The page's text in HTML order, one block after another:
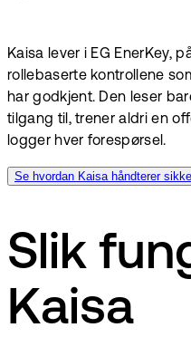
Kaisa lever i EG EnerKey,
rollebaserte kontrollene
har godkjent. Den leser
tilgang til, trener aldri en
logger hver forespørsel.
Se hvordan Kaisa håndterer
Slik
Kaisa